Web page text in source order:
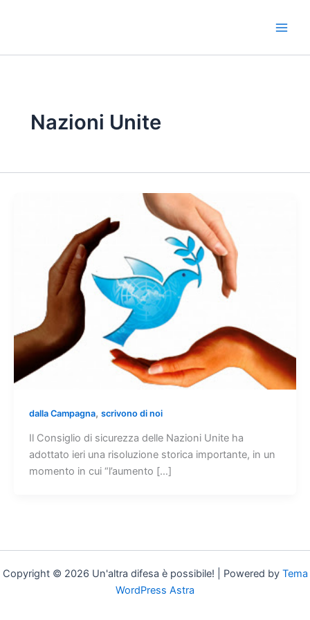
Nazioni Unite
dalla Campagna, scrivono di noi
Il Consiglio di sicurezza delle Nazioni Unite ha
adottato ieri una risoluzione storica importante, in un
momento in cui “l’aumento […]
Copyright © 2026 Un'altra difesa è possibile! | Powered by Tema
WordPress Astra